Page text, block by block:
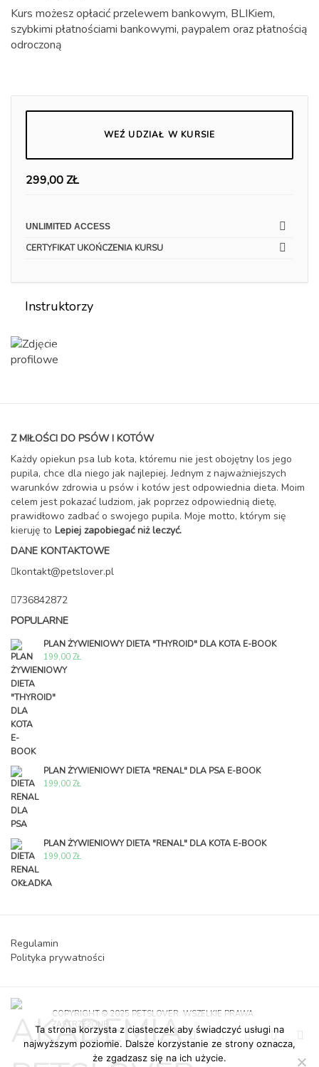
Kurs możesz opłacić przelewem bankowym, BLIKiem,
szybkimi płatnościami bankowymi, paypalem oraz płatnością
odroczoną
WEŹ UDZIAŁ W KURSIE
299,00ZŁ
UNLIMITED ACCESS
CERTYFIKAT UKOŃCZENIA KURSU
Instruktorzy
PETSLOVER
Z MIŁOŚCI DO PSÓW I KOTÓW
Każdy opiekun psa lub kota, któremu nie jest obojętny los jego
pupila, chce dla niego jak najlepiej. Jednym z najważniejszych
warunków zdrowia u psów i kotów jest odpowiednia dieta. Moim
celem jest pokazać ludziom, jak poprzez odpowiednią dietę,
prawidłowo zadbać o swojego pupila. Moje motto, którym się
kieruję to Lepiej zapobiegać niż leczyć.
DANE KONTAKTOWE
kontakt@petslover.pl
736842872
POPULARNE
PLAN ŻYWIENIOWY DIETA "THYROID" DLA KOTA E-BOOK
199,00 ZŁ
PLAN ŻYWIENIOWY DIETA "RENAL" DLA PSA E-BOOK
199,00 ZŁ
PLAN ŻYWIENIOWY DIETA "RENAL" DLA KOTA E-BOOK
199,00 ZŁ
Regulamin
Polityka prywatności
COPYRIGHT © 2025 PETSLOVER. WSZELKIE PRAWA
ZASTRZEŻONE.
Ta strona korzysta z ciasteczek aby świadczyć usługi na
najwyższym poziomie. Dalsze korzystanie ze strony oznacza,
że zgadzasz się na ich użycie.